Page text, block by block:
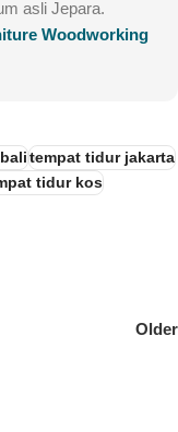
asli Jepara.
Woodworking
tempat tidur jakarta
tidur kos
Older